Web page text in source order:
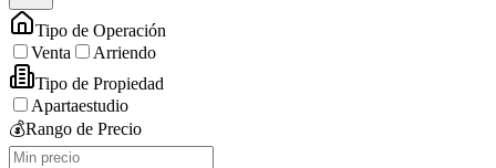
Tipo de Operación
Venta
Arriendo
Tipo de Propiedad
Apartaestudio
💰Rango de Precio